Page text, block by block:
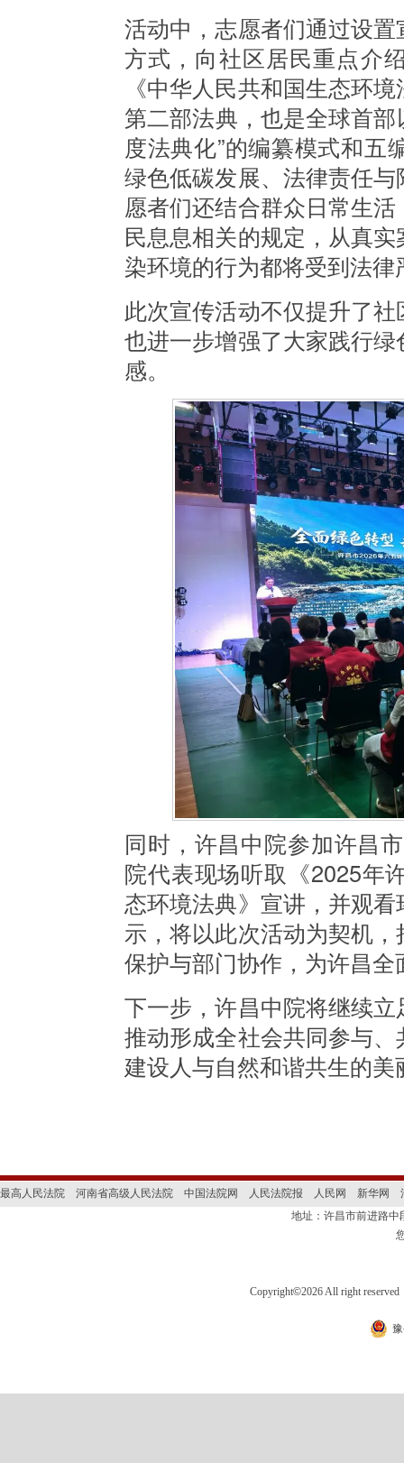
活动中，志愿者们通过设
方式，向社区居民重点介
《中华人民共和国生态环
第二部法典，也是全球首部
度法典化”的编纂模式和五
绿色低碳发展、法律责任
愿者们还结合群众日常生
民息息相关的规定，从真
染环境的行为都将受到法律
此次宣传活动不仅提升了
也进一步增强了大家践行
感。
同时， 许昌中院参加许昌市
院代表现场听取《2025年
态环境法典》宣讲，并观
示，将以此次活动为契机
保护与部门协作，为许昌
下一步，许昌中院将继续
推动形成全社会共同参与
建设人与自然和谐共生的
最高人民法院 河南省高级人民法院 中国法院网 人民法院报 人民网 新华网
地址：许昌市前进路
Copyright©2026 All right